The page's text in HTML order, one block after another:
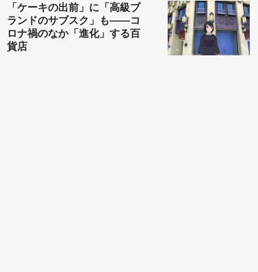
「ケーキの出前」に「高級ブ
ランドのサブスク」も――コ
ロナ禍のなか「進化」する百
貨店